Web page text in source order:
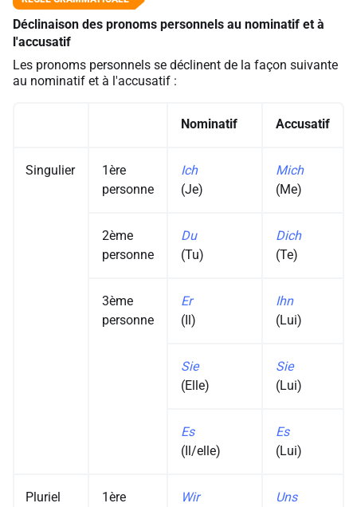
Déclinaison des pronoms personnels au nominatif et à
l'accusatif
Les pronoms personnels se déclinent de la façon suivante
au nominatif et à l'accusatif :
Nominatif Accusatif
Singulier
1ère
personne
Ich
(Je)
Mich
(Me)
2ème
personne
Du
(Tu)
Dich
(Te)
3ème
personne
Er
(Il)
Ihn
(Lui)
Sie
(Elle)
Sie
(Lui)
Es
(Il/elle)
Es
(Lui)
Pluriel
1ère
Wir
Uns